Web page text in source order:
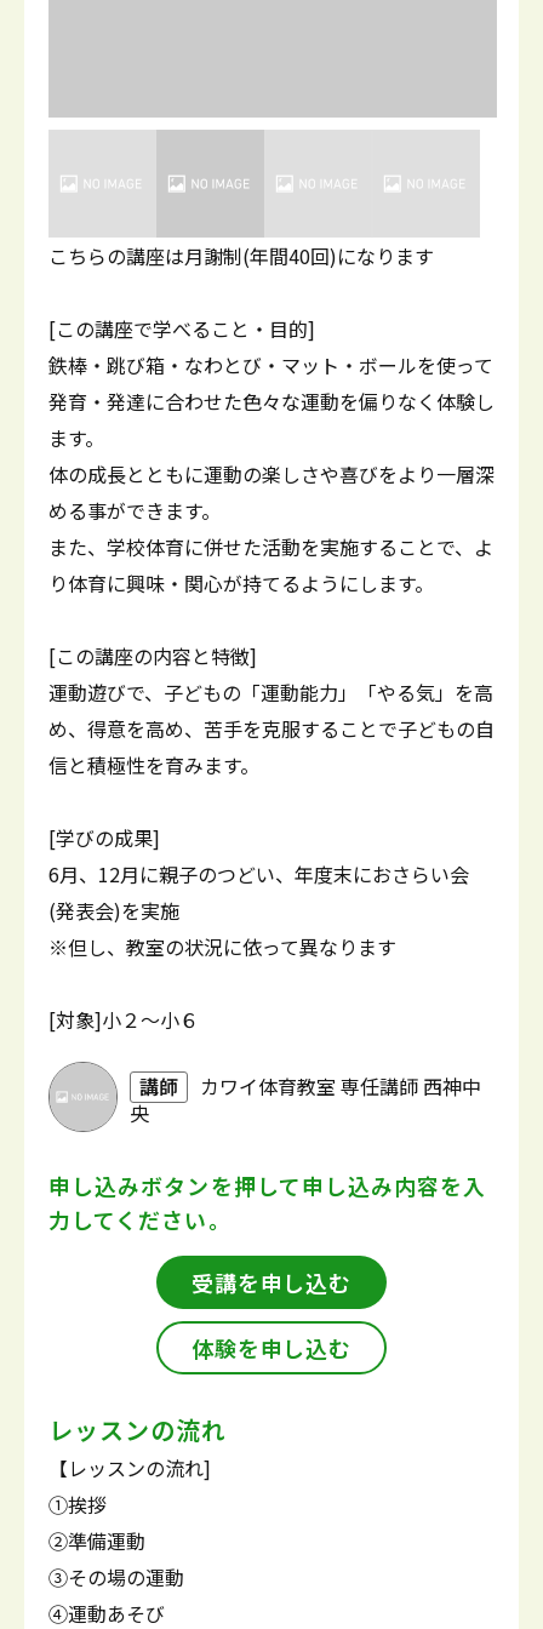
こちらの講座は月謝制(年間40回)になります
[この講座で学べること・目的]
鉄棒・跳び箱・なわとび・マット・ボールを使って
発育・発達に合わせた色々な運動を偏りなく体験し
ます。
体の成長とともに運動の楽しさや喜びをより一層深
める事ができます。
また、学校体育に併せた活動を実施することで、よ
り体育に興味・関心が持てるようにします。
[この講座の内容と特徴]
運動遊びで、子どもの「運動能力」「やる気」を高
め、得意を高め、苦手を克服することで子どもの自
信と積極性を育みます。
[学びの成果]
6月、12月に親子のつどい、年度末におさらい会
(発表会)を実施
※但し、教室の状況に依って異なります
[対象]小２～小６
講師
カワイ体育教室 専任講師 西神中
央
申し込みボタンを押して申し込み内容を入
力してください。
受講を申し込む
体験を申し込む
レッスンの流れ
【レッスンの流れ]
①挨拶
②準備運動
③その場の運動
④運動あそび